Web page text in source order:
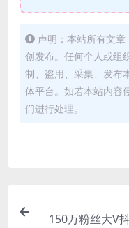
声明：本站所有文
创发布。任何个人或组
制、盗用、采集、发布
体平台。如若本站内容
们进行处理。
150万粉丝大V